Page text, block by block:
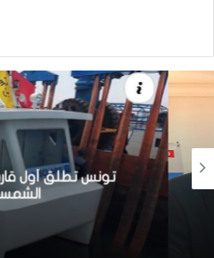
أخبار
تونس تطلق أول قارب صيد
الشمسية في